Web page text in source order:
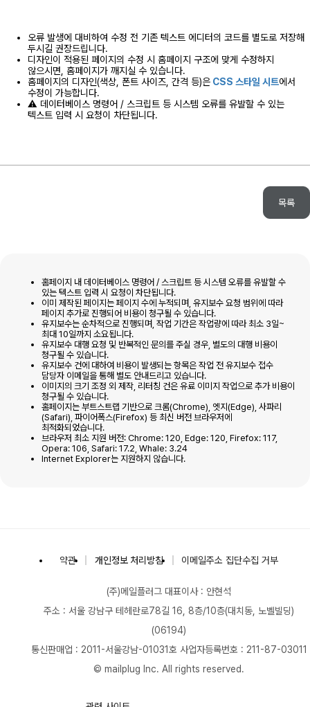
오류 발생에 대비하여 수정 전 기존 텍스트 에디터의 코드를 별도로 저장해
두시길 권장드립니다.
디자인이 적용된 페이지의 수정 시 홈페이지 구조에 맞게 수정하지
않으시면, 홈페이지가 깨지실 수 있습니다.
홈페이지의 디자인(색상, 폰트 사이즈, 간격 등)은 CSS 스타일 시트에서
수정이 가능합니다.
⚠️ 데이터베이스 명령어 / 스크립트 등 시스템 오류를 유발할 수 있는
텍스트 입력 시 요청이 차단됩니다.
목록
홈페이지 내 데이터베이스 명령어 / 스크립트 등 시스템 오류를 유발할 수
있는 텍스트 입력 시 요청이 차단됩니다.
이미 제작된 페이지는 페이지 수에 누적되며, 유지보수 요청 범위에 따라
페이지 추가로 진행되어 비용이 청구될 수 있습니다.
유지보수는 순차적으로 진행되며, 작업 기간은 작업량에 따라 최소 3일~
최대 10일까지 소요됩니다.
유지보수 대행 요청 및 반복적인 문의를 주실 경우, 별도의 대행 비용이
청구될 수 있습니다.
유지보수 건에 대하여 비용이 발생되는 항목은 작업 전 유지보수 접수
담당자 이메일을 통해 별도 안내드리고 있습니다.
이미지의 크기 조정 외 제작, 리터칭 건은 유료 이미지 작업으로 추가 비용이
청구될 수 있습니다.
홈페이지는 부트스트랩 기반으로 크롬(Chrome), 엣지(Edge), 사파리
(Safari), 파이어폭스(Firefox) 등 최신 버전 브라우저에
최적화되었습니다.
브라우저 최소 지원 버전: Chrome: 120, Edge: 120, Firefox: 117,
Opera: 106, Safari: 17.2, Whale: 3.24
Internet Explorer는 지원하지 않습니다.
약관 개인정보 처리방침 이메일주소 집단수집 거부
(주)메일플러그 대표이사 : 안현석
주소 : 서울 강남구 테헤란로78길 16, 8층/10층(대치동, 노벨빌딩)
(06194)
통신판매업 : 2011-서울강남-01031호 사업자등록번호 : 211-87-03011
© mailplug Inc. All rights reserved.